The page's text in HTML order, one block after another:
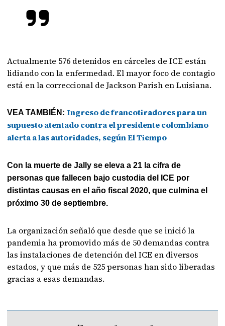
Actualmente 576 detenidos en cárceles de ICE están
lidiando con la enfermedad. El mayor foco de contagio
está en la correccional de Jackson Parish en Luisiana.
VEA TAMBIÉN:Ingreso de francotiradores para un
supuesto atentado contra el presidente colombiano
alerta a las autoridades, según El Tiempo
Con la muerte de Jally se eleva a 21 la cifra de
personas que fallecen bajo custodia del ICE por
distintas causas en el año fiscal 2020, que culmina el
próximo 30 de septiembre.
La organización señaló que desde que se inició la
pandemia ha promovido más de 50 demandas contra
las instalaciones de detención del ICE en diversos
estados, y que más de 525 personas han sido liberadas
gracias a esas demandas.